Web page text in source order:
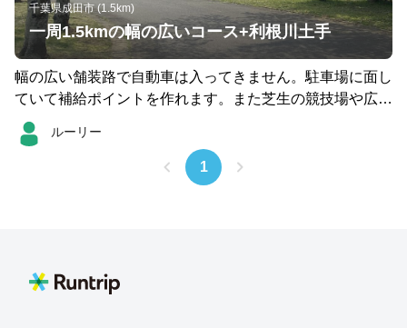
千葉県成田市 (1.5km)
一周1.5kmの幅の広いコース+利根川土手
幅の広い舗装路で自動車は入ってきません。駐車場に面し
ていて補給ポイントを作れます。また芝生の競技場や広場
があり様々なメニューに対応出来ます。 距離を伸ばした
い時は利根川土手迄約1km。土手に出れば 30km以上のコ
ースも可能です。 そして何より平日は人が少ないのでス
ルーリー
1